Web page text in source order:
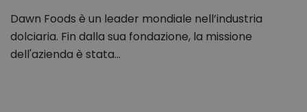
Dawn Foods è un leader mondiale nell’industria
dolciaria. Fin dalla sua fondazione, la missione
dell'azienda è stata…